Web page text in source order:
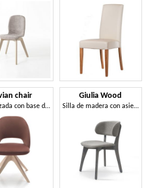
chair
Silla tapizada con base de madera
Giulia Wood
Silla de madera con asiento y respaldo acolchados.